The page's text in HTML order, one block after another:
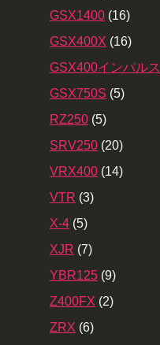
GSX1400 (16)
GSX400X (16)
GSX400インパルス
GSX750S (5)
RZ250 (5)
SRV250 (20)
VRX400 (14)
VTR (3)
X-4 (5)
XJR (7)
YBR125 (9)
Z400FX (2)
ZRX (6)